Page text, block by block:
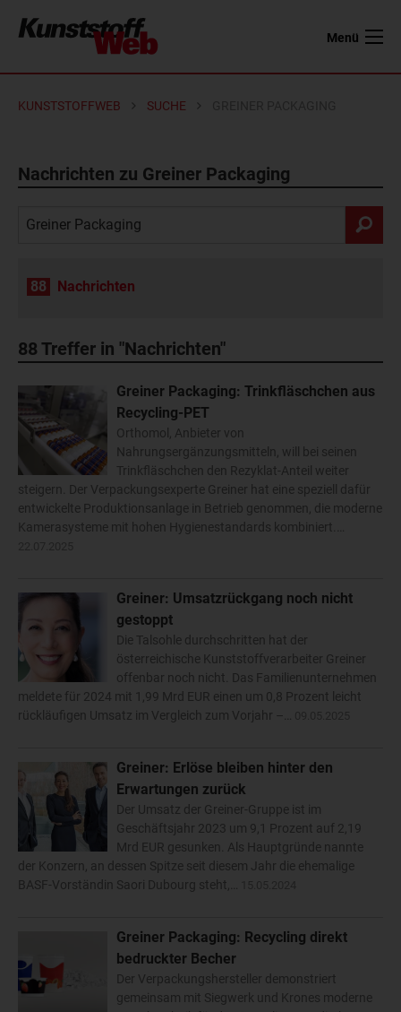
Menü
KUNSTSTOFFWEB SUCHE
Nachrichten zu Greiner Packaging
88 Nachrichten
88 Treffer in "Nachrichten"
Greiner Packaging: Trinkfläschchen aus
Recycling-PET
Orthomol, Anbieter von
Nahrungsergänzungsmitteln, will bei seinen
Trinkfläschchen den Rezyklat-Anteil weiter
steigern. Der Verpackungsexperte Greiner hat eine speziell dafür
entwickelte Produktionsanlage in Betrieb genommen, die moderne
Kamerasysteme mit hohen Hygienestandards kombiniert.…
Greiner: Umsatzrückgang noch nicht
gestoppt
Die Talsohle durchschritten hat der
österreichische Kunststoffverarbeiter Greiner
offenbar noch nicht. Das Familienunternehmen
meldete für 2024 mit 1,99 Mrd EUR einen um 0,8 Prozent leicht
rückläufigen Umsatz im Vergleich zum Vorjahr –…
Greiner: Erlöse bleiben hinter den
Erwartungen zurück
Der Umsatz der Greiner-Gruppe ist im
Geschäftsjahr 2023 um 9,1 Prozent auf 2,19
Mrd EUR gesunken. Als Hauptgründe nannte
der Konzern, an dessen Spitze seit diesem Jahr die ehemalige
BASF-Vorständin Saori Dubourg steht,…
Greiner Packaging: Recycling direkt
bedruckter Becher
Der Verpackungshersteller demonstriert
gemeinsam mit Siegwerk und Krones moderne